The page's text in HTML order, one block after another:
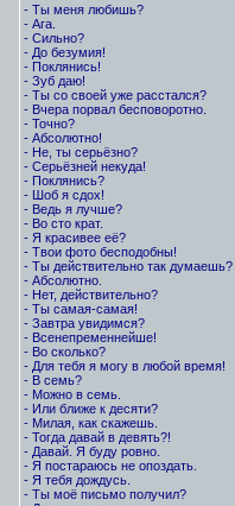
- Ты меня любишь?
- Ага.
- Сильно?
- До безумия!
- Поклянись!
- Зуб даю!
- Ты со своей уже расстался?
- Вчера порвал бесповоротно.
- Точно?
- Абсолютно!
- Не, ты серьёзно?
- Серьёзней некуда!
- Поклянись?
- Шоб я сдох!
- Ведь я лучше?
- Во сто крат.
- Я красивее её?
- Твои фото бесподобны!
- Ты действительно так думаешь?
- Абсолютно.
- Нет, действительно?
- Ты самая-самая!
- Завтра увидимся?
- Всенепременнейше!
- Во сколько?
- Для тебя я могу в любой время!
- В семь?
- Можно в семь.
- Или ближе к десяти?
- Милая, как скажешь.
- Тогда давай в девять?!
- Давай. Я буду ровно.
- Я постараюсь не опоздать.
- Я тебя дождусь.
- Ты моё письмо получил?